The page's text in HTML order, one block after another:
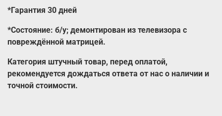
*Гарантия 30 дней
*Состояние: б/у; демонтирован из телевизора с
повреждённой матрицей.
Категория штучный товар, перед оплатой,
рекомендуется дождаться ответа от нас о наличии и
точной стоимости.